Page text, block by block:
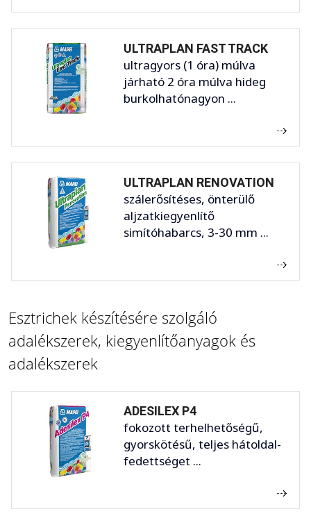
ULTRAPLAN FAST TRACK
ultragyors (1 óra) múlva
járható 2 óra múlva hideg
burkolhatónagyon ...
ULTRAPLAN RENOVATION
szálerősítéses, önterülő
aljzatkiegyenlítő
simítóhabarcs, 3-30 mm ...
Esztrichek készítésére szolgáló
adalékszerek, kiegyenlítőanyagok és
adalékszerek
ADESILEX P4
fokozott terhelhetőségű,
gyorskötésű, teljes hátoldal-
fedettséget ...